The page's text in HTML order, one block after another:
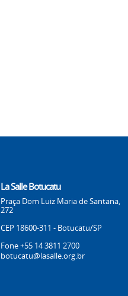
La Salle Botucatu
Praça Dom Luiz Maria de Santana,
272
CEP 18600-311 - Botucatu/SP
Fone +55 14 3811 2700
botucatu@lasalle.org.br